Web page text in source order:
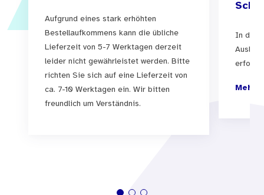
Aufgrund eines stark erhöhten
Bestellaufkommens kann die übliche
Lieferzeit von 5-7 Werktagen derzeit
leider nicht gewährleistet werden. Bitte
richten Sie sich auf eine Lieferzeit von
ca. 7-10 Werktagen ein. Wir bitten
freundlich um Verständnis.
In der
Mehr